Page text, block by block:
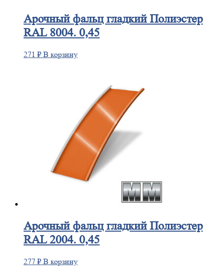
Арочныйфальц гладкий Полиэстер
RAL 8004. 0,45
271 ₽ В корзину
Арочныйфальц гладкий Полиэстер
RAL 2004. 0,45
277 ₽ В корзину